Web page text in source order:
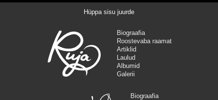
Hüppa sisu juurde
Biograafia
Roostevaba raamat
Artiklid
Laulud
Albumid
Galerii
Biograafia